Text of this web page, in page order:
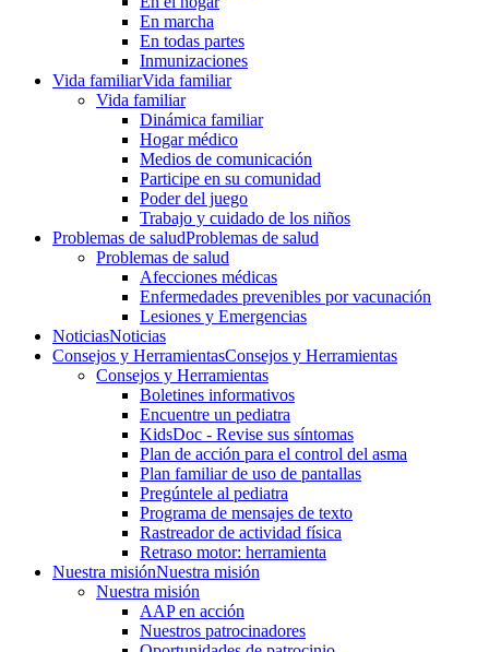
En marcha
En todas partes
Inmunizaciones
Vida familiarVida familiar
Vida familiar
Dinámica familiar
Hogar médico
Medios de comunicación
Participe en su comunidad
Poder del juego
Trabajo y cuidado de los niños
Problemas de saludProblemas de salud
Problemas de salud
Afecciones médicas
Enfermedades prevenibles por vacunación
Lesiones y Emergencias
NoticiasNoticias
Consejos y HerramientasConsejos y Herramientas
Consejos y Herramientas
Boletines informativos
Encuentre un pediatra
KidsDoc - Revise sus síntomas
Plan de acción para el control del asma
Plan familiar de uso de pantallas
Pregúntele al pediatra
Programa de mensajes de texto
Rastre​​ador de activida​d física
Retraso motor: herramienta
Nuestra misiónNuestra misión
Nuestra misión
AAP en acción
Nuestros patrocinadores